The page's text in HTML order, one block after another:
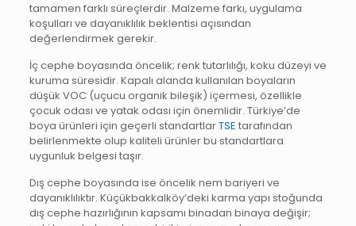
tamamen farklı süreçlerdir. Malzeme farkı, uygulama
koşulları ve dayanıklılık beklentisi açısından
değerlendirmek gerekir.
İç cephe boyasında öncelik; renk tutarlılığı, koku düzeyi ve
kuruma süresidir. Kapalı alanda kullanılan boyaların
düşük VOC (uçucu organik bileşik) içermesi, özellikle
çocuk odası ve yatak odası için önemlidir. Türkiye’de
boya ürünleri için geçerli standartlarTSE tarafından
belirlenmekte olup kaliteli ürünler bu standartlara
uygunluk belgesi taşır.
Dış cephe boyasında ise öncelik nem bariyeri ve
dayanıklılıktır. Küçükbakkalköy’deki karma yapı stoğunda
dış cephe hazırlığının kapsamı binadan binaya değişir;